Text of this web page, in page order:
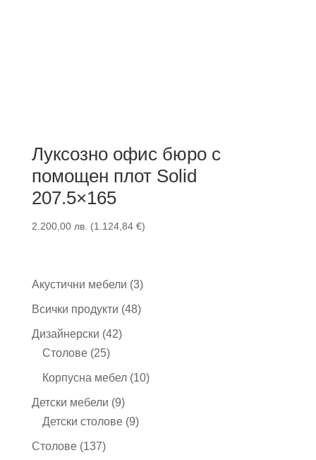
Луксозно офис бюро с
помощен плот Solid
207.5×165
2.200,00 лв. (1.124,84 €)
Акустични мебели 33
продукта
Всички продукти 4848
Дизайнерски 4242
Столове 2525
продукта
Корпусна мебел 1010
Детски мебели 99
продукта
Детски столове 99
Столове 137137